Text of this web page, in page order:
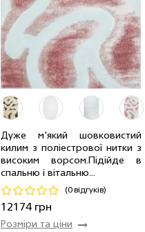
Дуже м'який шовковистий
килим з поліестрової нитки з
високим ворсом.Пiдiйде в
спальню і вітальню...
(0 відгуків)
12174 грн
Розміри та ціни
2.0 x 2.9 м 14 шт 12174 грн
Код 8702